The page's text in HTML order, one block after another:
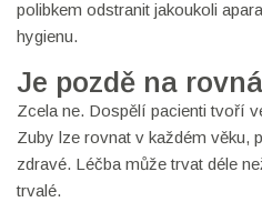
polibkem odstranit jakoukoli
hygienu.
Je pozdě na
Zcela ne. Dospělí pacienti tvoří
Zuby lze rovnat v každém věku,
zdravé. Léčba může trvat déle
trvalé.